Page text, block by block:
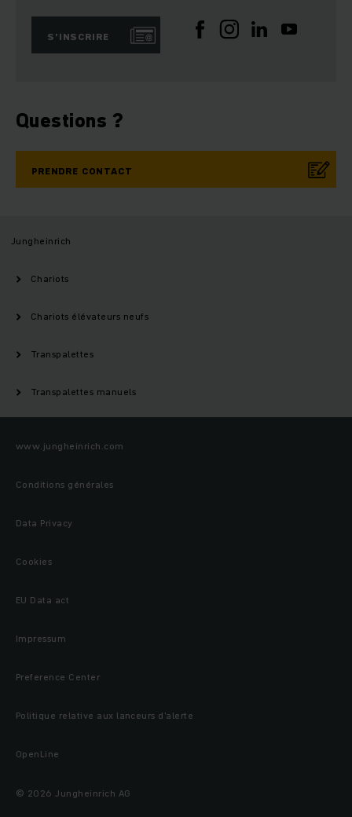
S’INSCRIRE
Questions ?
PRENDRE CONTACT
Jungheinrich
Chariots
Chariots élévateurs neufs
Transpalettes
Transpalettes manuels
www.jungheinrich.com
Conditions générales
Data Privacy
Cookies
EU Data act
Impressum
Preference Center
Politique relative aux lanceurs d’alerte
OpenLine
© 2026 Jungheinrich AG